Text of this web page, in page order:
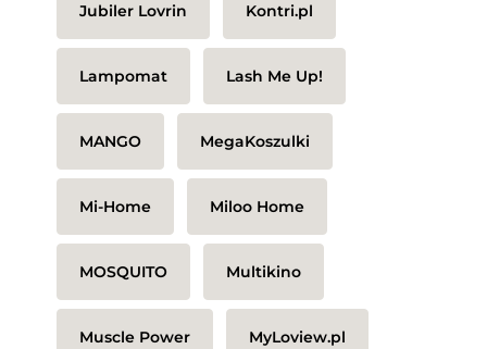
Jubiler Lovrin Kontri.pl
Lampomat Lash Me Up!
MANGO MegaKoszulki
Mi-Home Miloo Home
MOSQUITO Multikino
Muscle Power MyLoview.pl